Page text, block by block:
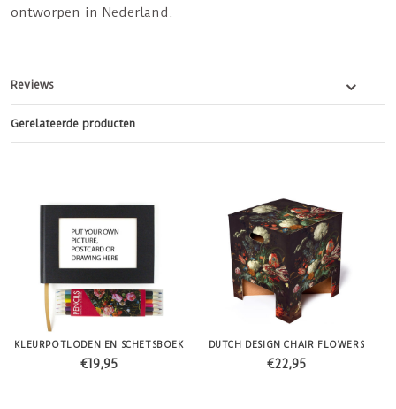
ontworpen in Nederland.
Reviews
Gerelateerde producten
KLEURPOTLODEN EN SCHETSBOEK
€19,95
DUTCH DESIGN CHAIR FLOWERS
€22,95